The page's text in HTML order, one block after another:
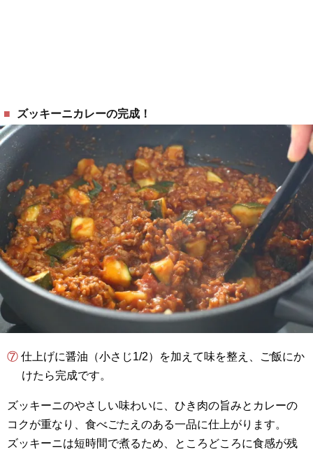
ズッキーニカレーの完成！
⑦ 仕上げに醤油（小さじ1/2）を加えて味を整え、ご飯にか
けたら完成です。
ズッキーニのやさしい味わいに、ひき肉の旨みとカレーの
コクが重なり、食べごたえのある一品に仕上がります。
ズッキーニは短時間で煮るため、ところどころに食感が残